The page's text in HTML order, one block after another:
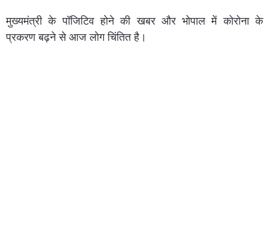
मुख्यमंत्री के पॉजिटिव होने की खबर और भोपाल में कोरोना के
प्रकरण बढ़ने से आज लोग चिंतित है।